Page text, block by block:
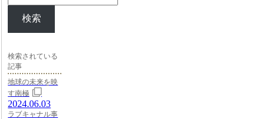
検索
検索されている
記事
地球の未来を映
す南極
2024.06.03
ラブキャナル事